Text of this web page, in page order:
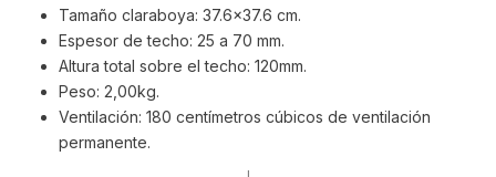
Tamaño claraboya: 37.6x37.6 cm.
Espesor de techo: 25 a 70 mm.
Altura total sobre el techo: 120mm.
Peso: 2,00kg.
Ventilación: 180 centímetros cúbicos de ventilación
permanente.